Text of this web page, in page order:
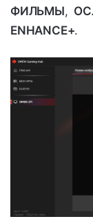
ФИЛЬМЫ,
ENHANCE+.